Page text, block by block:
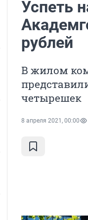
Успеть
рублей
В жилом
четырешек
8 апреля 2021, 00:00